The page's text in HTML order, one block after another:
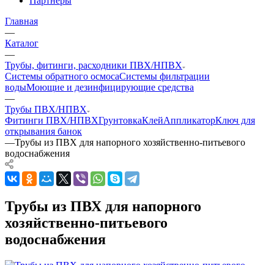
Главная
—
Каталог
—
Трубы, фитинги, расходники ПВХ/НПВХ
Системы обратного осмосаСистемы фильтрации
водыМоющие и дезинфицирующие средства
—
Трубы ПВХ/НПВХ
Фитинги ПВХ/НПВХГрунтовкаКлейАппликаторКлюч для
открывания банок
—Трубы из ПВХ для напорного хозяйственно-питьевого
водоснабжения
Трубы из ПВХ для напорного
хозяйственно-питьевого
водоснабжения